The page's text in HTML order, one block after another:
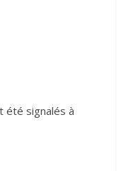
été signalés à